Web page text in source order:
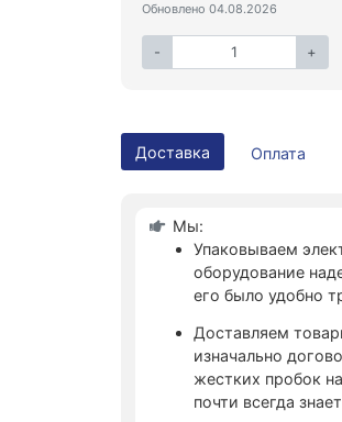
Обновлено 04.08.2026
- +
Доставка Оплата
Мы:
Упаковываем
оборудование
его было удобно
Доставляем
изначально
жестких пробок
почти всегда